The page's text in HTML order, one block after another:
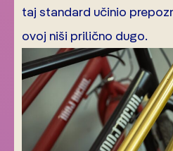
taj standard učinio
ovoj niši prilično dugo.